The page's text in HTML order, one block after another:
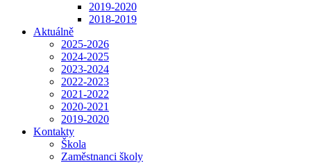
2019-2020
2018-2019
Aktuálně
2025-2026
2024-2025
2023-2024
2022-2023
2021-2022
2020-2021
2019-2020
Kontakty
Škola
Zaměstnanci školy